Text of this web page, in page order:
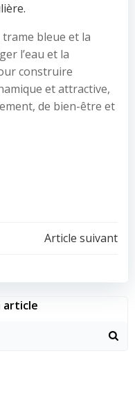
bleue et la
l’eau et la
construire
et attractive,
de bien-être et
Article suivant
article